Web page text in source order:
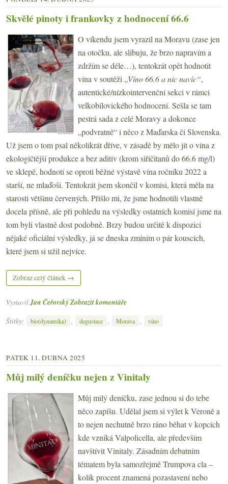
Skvělé pinoty i frankovky z hodnocení 66.6
O víkendu jsem vyrazil na Moravu (zase jen
na otočku, ale slibuju, že brzo napravím a
zdržím se déle…), tentokrát opět hodnotit
vína v soutěži „Víno 66.6 a nic navíc“,
autentické/nízkointervenční sekci v rámci
velkobílovického hodnocení. Sešla se tam
pestrá sada z celé Moravy a dokonce
„podvratně“ i něco z Maďarska či Slovenska.
Už jsem o tom psal několikrát dříve, v zásadě by mělo jít o vína z
ekologičtější produkce a bez aditiv (krom siřičitanů do 66.6 mg/l)
ve sklepě, hodnotí se oproti běžné výstavě vína ročníku 2022 a
starší, ne mlaďoši. Tentokrát jsem skončil v komisi, která měla na
starosti většinu červených. Přišlo mi, že jsme hodnotili vlastně
docela přísně, ale při pohledu na výsledky ostatních komisí jsme na
tom byli vlastně dost podobně. Brzy budou určitě k dispozici
nějaké oficiální výsledky, já se dneska zmíním o pár kouscích,
které jsem si užil nejvíce.
Zobraz celý článek →
VystavilJan ČeřovskýZobrazit komentáře
Štítky:
bio(dynamika) degustace Morava víno
PÁTEK 11. DUBNA 2025
Můj milý deníčku nejen z Vinitaly
Můj milý deníčku, zase jednou si do tebe
něco zapíšu. Udělal jsem si výlet k Veroně a
to nejen nechutně brzo ráno běhat v kopcích
kde vzniká Valpolicella, ale především
navštívit Vinitaly. Zásadním debatním
tématem byla samozřejmě Trumpova cla –
kolik procent znamená pozastavení nebo